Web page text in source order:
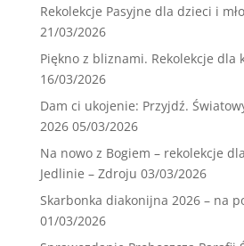
Rekolekcje Pasyjne dla dzieci i
21/03/2026
Piękno z bliznami. Rekolekcje dla
16/03/2026
Dam ci ukojenie: Przyjdź.
2026 05/03/2026
Na nowo z Bogiem – rekolekcje
Jedlinie – Zdroju 03/03/2026
Skarbonka diakonijna 2026 – na
01/03/2026